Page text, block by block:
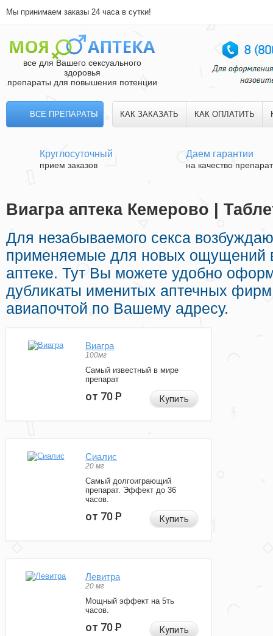
Мы принимаем заказы 24 часа в сутки!
все для Вашего сексуального
здоровья
препараты для повышения потенции
ВСЕ ПРЕПАРАТЫ КАК ЗАКАЗАТЬ КАК ОПЛАТИТЬ
Круглосуточный
прием заказов
Даем гарантии
на качество
Виагра аптека Кемерово |
Для незабываемого секса
применяемые для новых ощущений
аптеке. Тут Вы можете удобно
дубликаты именитых аптечных фирм
авиапочтой по Вашему адресу.
Виагра
100мг
Самый известный в мире
препарат
от 70Р Купить
Сиалис
20 мг
Самый долгоиграющий
препарат. Эффект до 36
часов.
от 70Р Купить
Левитра
20 мг
Мощный эффект на 5ть
часов.
от 70Р Купить